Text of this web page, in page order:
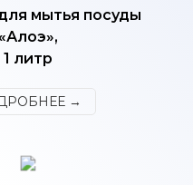
мытья посуды
«Алоэ»,
1 литр
→